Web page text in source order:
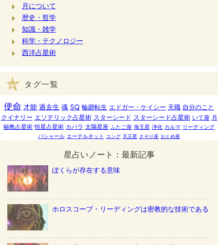
月について
歴史・哲学
知識・雑学
科学・テクノロジー
西洋占星術
タグ一覧
使命 才能 過去生 魂 SQ 輪廻転生 エドガー・ケイシー 天職 自分のこと
クイナリー エソテリック占星術 スターシード スターシード占星術 いて座 月
秘教占星術 恒星占星術 カバラ 太陽星座 ふたご座 海王星 浄化 カルマ リーディング
バシャール エーテルネット ユング 天王星 さそり座 おとめ座
星占いノート：最新記事
ぼくらが存在する意味
ホロスコープ・リーディングは密教的な技術である